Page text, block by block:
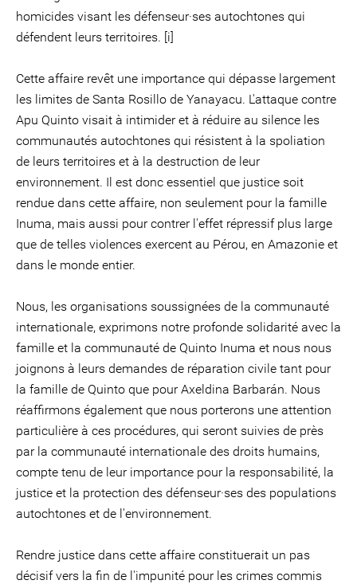
homicides visant les défenseur·ses autochtones qui
défendent leurs territoires. [i]
Cette affaire revêt une importance qui dépasse largement
les limites de Santa Rosillo de Yanayacu. L'attaque contre
Apu Quinto visait à intimider et à réduire au silence les
communautés autochtones qui résistent à la spoliation
de leurs territoires et à la destruction de leur
environnement. Il est donc essentiel que justice soit
rendue dans cette affaire, non seulement pour la famille
Inuma, mais aussi pour contrer l'effet répressif plus large
que de telles violences exercent au Pérou, en Amazonie et
dans le monde entier.
Nous, les organisations soussignées de la communauté
internationale, exprimons notre profonde solidarité avec la
famille et la communauté de Quinto Inuma et nous nous
joignons à leurs demandes de réparation civile tant pour
la famille de Quinto que pour Axeldina Barbarán. Nous
réaffirmons également que nous porterons une attention
particulière à ces procédures, qui seront suivies de près
par la communauté internationale des droits humains,
compte tenu de leur importance pour la responsabilité, la
justice et la protection des défenseur·ses des populations
autochtones et de l'environnement.
Rendre justice dans cette affaire constituerait un pas
décisif vers la fin de l'impunité pour les crimes commis